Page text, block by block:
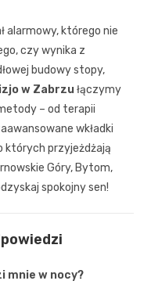
alarmowy, którego nie
czy wynika z
budowy stopy,
w Zabrzułączymy
– od terapii
wkładki
których przyjeżdżają
Góry, Bytom,
spokojny sen!
mnie w nocy?